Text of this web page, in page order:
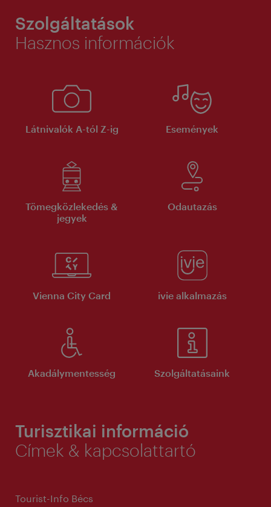
Szolgáltatások
Hasznos információk
Látnivalók A-tól Z-ig Események
Tömegközlekedés &
jegyek
Odautazás
Vienna City Card ivie alkalmazás
Akadálymentesség Szolgáltatásaink
Turisztikai információ
Címek & kapcsolattartó
Tourist-Info Bécs